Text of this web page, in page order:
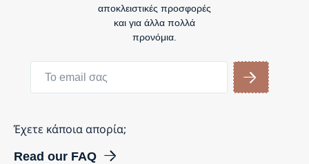
αποκλειστικές προσφορές
και για άλλα πολλά
προνόμια.
Έχετε κάποια απορία;
Read our FAQ